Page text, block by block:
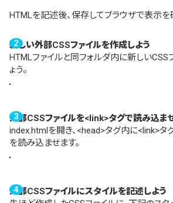
HTMLを記述後、保存してブラウザで表示を
新しい外部CSSファイルを作成しよう
HTMLファイルと同フォルダ内に新しいCSS
ょう。
外部CSSファイルを<link>タグで読み込ま
index.htmlを開き、<head>タグ内に<link>タ
を読み込ませます。
外部CSSファイルにスタイルを記述しよう